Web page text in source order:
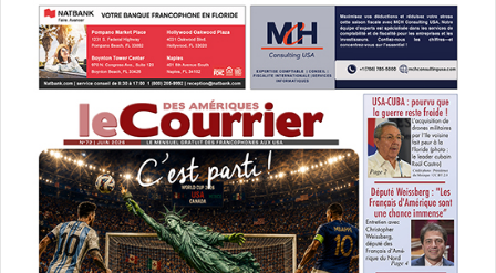
est envoyée en Angleterre pour être la nouvelle prieure
d’une abbaye appauvrie, ses religieuses au bord de la
famine et en proie à la maladie.
D’abord interloquée par la sévérité de sa nouvelle vie,
Marie trouve concentration et amour dans la vie collective
avec ses sœurs singulières et changeantes.
« Aussi sensible au sacré que au profane, Matrix
rassemble des courants de violence, de sensualité et
d’extase religieuse dans un portrait fascinant d’une
passion dévorante, d’une foi aberrante et d’une femme à